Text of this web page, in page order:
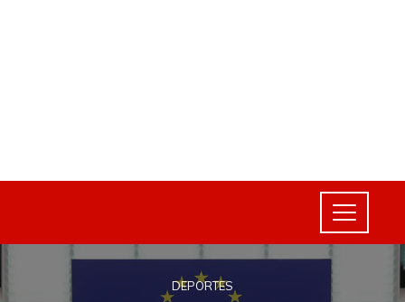
DEPORTES